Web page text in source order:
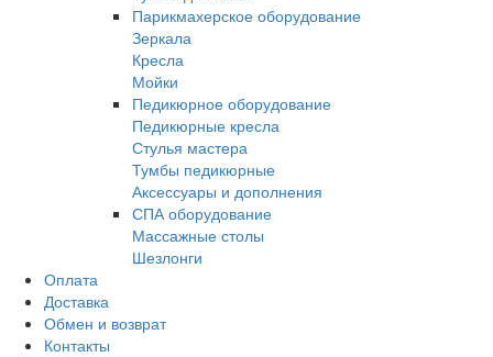
Парикмахерское оборудование
Зеркала
Кресла
Мойки
Педикюрное оборудование
Педикюрные кресла
Стулья мастера
Тумбы педикюрные
Аксессуары и дополнения
СПА оборудование
Массажные столы
Шезлонги
Оплата
Доставка
Обмен и возврат
Контакты